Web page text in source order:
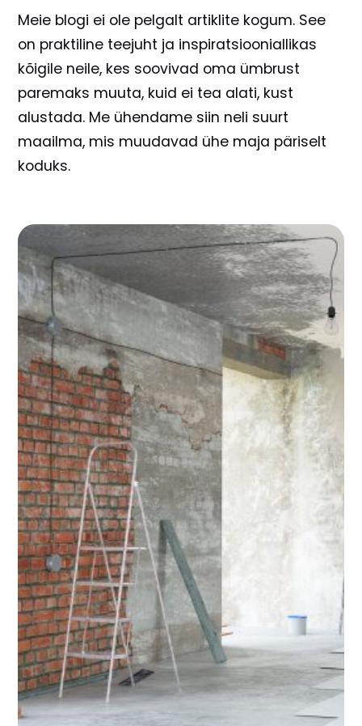
Meie blogi ei ole pelgalt artiklite kogum. See
on praktiline teejuht ja inspiratsiooniallikas
kõigile neile, kes soovivad oma ümbrust
paremaks muuta, kuid ei tea alati, kust
alustada. Me ühendame siin neli suurt
maailma, mis muudavad ühe maja päriselt
koduks.